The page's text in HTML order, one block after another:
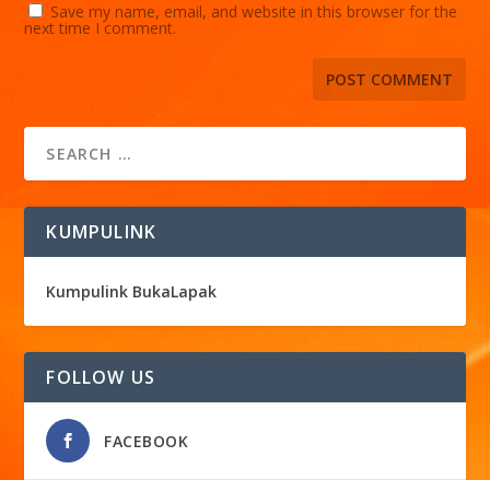
Save my name, email, and website in this browser for the
next time I comment.
KUMPULINK
Kumpulink BukaLapak
FOLLOW US
FACEBOOK